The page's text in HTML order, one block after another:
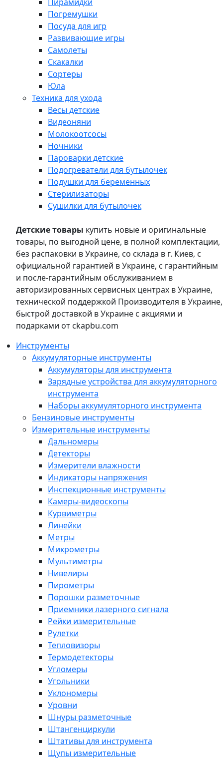
Погремушки
Посуда для игр
Развивающие игры
Самолеты
Скакалки
Сортеры
Юла
Техника для ухода
Весы детские
Видеоняни
Молокоотсосы
Ночники
Пароварки детские
Подогреватели для бутылочек
Подушки для беременных
Стерилизаторы
Сушилки для бутылочек
Детские товары купить новые и оригинальные
товары, по выгодной цене, в полной комплектации,
без распаковки в Украине, со склада в г. Киев, с
официальной гарантией в Украине, с гарантийным
и после-гарантийным обслуживанием в
авторизированных сервисных центрах в Украине,
технической поддержкой Производителя в Украине,
быстрой доставкой в Украине с акциями и
подарками от ckapbu.com
Инструменты
Аккумуляторные инструменты
Аккумуляторы для инструмента
Зарядные устройства для аккумуляторного
инструмента
Наборы аккумуляторного инструмента
Бензиновые инструменты
Измерительные инструменты
Дальномеры
Детекторы
Измерители влажности
Индикаторы напряжения
Инспекционные инструменты
Камеры-видеоскопы
Курвиметры
Линейки
Метры
Микрометры
Мультиметры
Нивелиры
Пирометры
Порошки разметочные
Приемники лазерного сигнала
Рейки измерительные
Рулетки
Тепловизоры
Термодетекторы
Угломеры
Угольники
Уклономеры
Уровни
Шнуры разметочные
Штангенциркули
Штативы для инструмента
Щупы измерительные